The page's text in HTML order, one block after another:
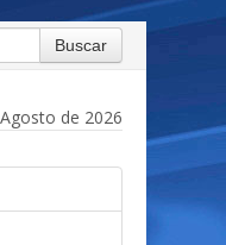
Buscar
de 2026